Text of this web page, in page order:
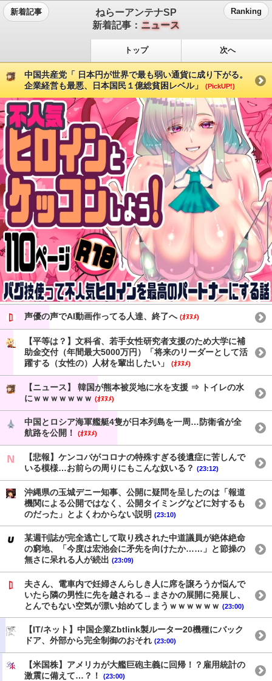
新着記事
ねらーアンテナSP
新着記事： ニュース
Ranking
トップ 次へ
中国共産党「 日本円が世界で最も弱い通貨に成り下がる。
企業経営も最悪、日本国民１億総貧困レベル」
(PickUP!)
声優の声でAI動画作ってる人達、終了へ (ｵﾇﾇﾒ)
【平等は？】文科省、若手女性研究者支援のため大学に補
助金交付（年間最大5000万円）「将来のリーダーとして活
躍する（女性の）人材を輩出したい」
(ｵﾇﾇﾒ)
【ニュース】 韓国が熊本被災地に水を支援 ⇒ トイレの水
にｗｗｗｗｗｗｗ (ｵﾇﾇﾒ)
中国とロシア海軍艦艇4隻が日本列島を一周…防衛省が全
航路を公開！
(ｵﾇﾇﾒ)
【悲報】ケンコバがコロナの特殊すぎる後遺症に苦しんで
いる模様…お前らの周りにもこんな奴いる？ (23:12)
沖縄県の玉城デニー知事、公開に疑問を呈したのは「報道
機関による公開ではなく、公開タイミングなどに対するも
のだった」とよくわからない説明 (23:10)
某週刊誌が完全逃亡して取り残された中道議員が絶体絶命
の窮地、「今度は宏池会に矛先を向けたか……」と節操の
無さに呆れる人が続出 (23:09)
夫さん、電車内で妊婦さんらしき人に席を譲ろうか悩んで
いたら隣の男性に先を越される→まさかの展開に発展し、
とんでもない空気が漂い始めてしまうｗｗｗｗｗｗ (23:00)
【IT/ネット】中国企業Zbtlink製ルーター20機種にバック
ドア、外部から完全制御のおそれ (23:00)
【米国株】アメリカが大艦巨砲主義に回帰！？雇用統計の
激震に備えて…？！
(23:00)